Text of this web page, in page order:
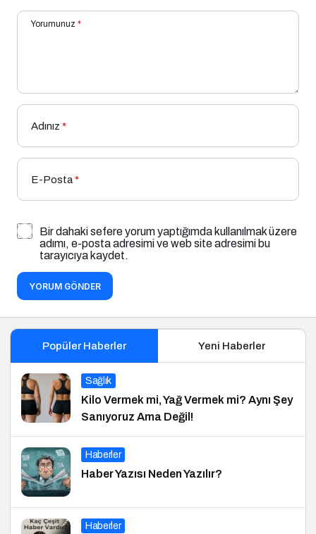
Yorumunuz *
Adınız *
E-Posta*
Bir dahaki sefere yorum yaptığımda kullanılmak üzere
adımı, e-posta adresimi ve web site adresimi bu
tarayıcıya kaydet.
YORUM GÖNDER
Popüler Haberler Yeni Haberler
Sağlık
Kilo Vermek mi, Yağ Vermek mi? Aynı Şey
Sanıyoruz Ama Değil!
Haberler
Haber Yazısı Neden Yazılır?
Haberler